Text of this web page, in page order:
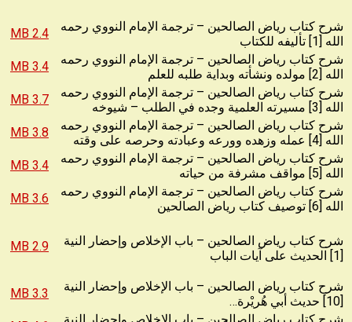
شرح كتاب رياض الصالحين – ترجمة الإمام النووي رحمه
الله [1] تأليفه للكتاب
2.4 MB
شرح كتاب رياض الصالحين – ترجمة الإمام النووي رحمه
الله [2] مولده ونشأته وبداية طلبه للعلم
3.4 MB
شرح كتاب رياض الصالحين – ترجمة الإمام النووي رحمه
الله [3] مسيرته العلمية وجده في الطلب – شيوخه
3.7 MB
شرح كتاب رياض الصالحين – ترجمة الإمام النووي رحمه
الله [4] عمله وزهده وورعه وعبادته وحرصه على وقته
3.8 MB
شرح كتاب رياض الصالحين – ترجمة الإمام النووي رحمه
الله [5] مواقف مشرفة من حياته
3.4 MB
شرح كتاب رياض الصالحين – ترجمة الإمام النووي رحمه
الله [6] توصيف كتاب رياض الصالحين
3.6 MB
شرح كتاب رياض الصالحين – باب الإخلاص وإحضار النية
[1] الحديث على آيات الباب
2.9 MB
شرح كتاب رياض الصالحين – باب الإخلاص وإحضار النية
[10] حديث أبي هُريْرة…
3.3 MB